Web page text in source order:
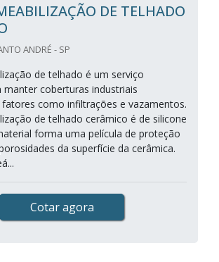
DE TELHADO
ANDRÉ - SP
de telhado é um serviço
manter coberturas industriais
como infiltrações e vazamentos.
de telhado cerâmico é de silicone
forma uma película de proteção
da superfície da cerâmica.
Cotar agora